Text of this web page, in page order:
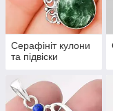
Серафініт кулони
та підвіски